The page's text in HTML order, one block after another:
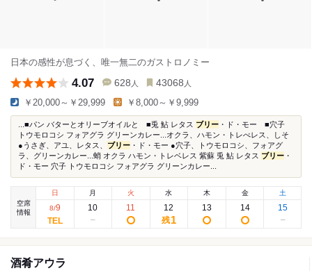
日本の感性が息づく、唯一無二のガストロノミー
4.07 628 人 43068 人
￥20,000～￥29,999 ￥8,000～￥9,999
...■パン バターとオリーブオイルと ■兎 鮎 レタス ブリー ・ド・モー ■穴子
トウモロコシ フォアグラ グリーンカレー...オクラ、ハモン・トレべレス、しそ
●うさぎ、アユ、レタス、 ブリー ・ド・モー ●穴子、トウモロコシ、フォアグ
ラ、グリーンカレー...蛸 オクラ ハモン・トレベレス 紫蘇 兎 鮎 レタス ブリー ・
ド・モー 穴子 トウモロコシ フォアグラ グリーンカレー...
空席
情報
日
8/9
月
10
火
11
水
12
残1
木
13
金
14
土
15
酒肴アウラ